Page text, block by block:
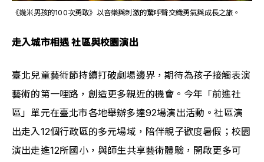
《幾米男孩的100次勇敢》以音樂與刺激的驚呼聲交織勇氣與成長之旅。
走入城市相遇 社區與校園演出
臺北兒童藝術節持續打破劇場邊界，期待為孩子接觸表演
藝術的第一哩路，創造更多親近的機會。今年「前進社
區」單元在臺北市各地舉辦多達92場演出活動。社區演
出走入12個行政區的多元場域，陪伴親子歡度暑假；校園
演出走進12所國小，與師生共享藝術體驗，開啟更多可